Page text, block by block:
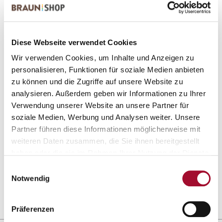
Diese Webseite verwendet Cookies
Wir verwenden Cookies, um Inhalte und Anzeigen zu
personalisieren, Funktionen für soziale Medien anbieten
zu können und die Zugriffe auf unsere Website zu
analysieren. Außerdem geben wir Informationen zu Ihrer
Verwendung unserer Website an unsere Partner für
soziale Medien, Werbung und Analysen weiter. Unsere
Partner führen diese Informationen möglicherweise mit
weiteren Daten zusammen, die Sie ihnen bereitgestellt
Notwendig
Präferenzen
2 Produkte gefunden
Lindener Backpulver
3,0 kg im Karton
Ovasil, eiweißhaltiges
Präparat
3,0 kg im Karton